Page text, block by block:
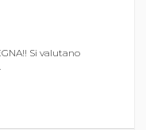
Si valutano